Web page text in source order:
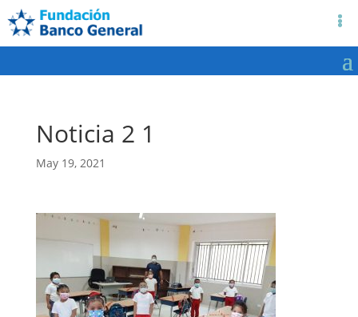
Noticia 2 1
May 19, 2021